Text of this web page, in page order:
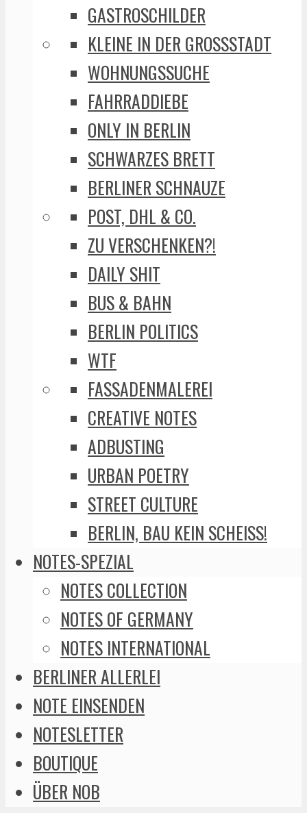
GASTROSCHILDER
KLEINE IN DER GROSSSTADT
WOHNUNGSSUCHE
FAHRRADDIEBE
ONLY IN BERLIN
SCHWARZES BRETT
BERLINER SCHNAUZE
POST, DHL & CO.
ZU VERSCHENKEN?!
DAILY SHIT
BUS & BAHN
BERLIN POLITICS
WTF
FASSADENMALEREI
CREATIVE NOTES
ADBUSTING
URBAN POETRY
STREET CULTURE
BERLIN, BAU KEIN SCHEISS!
NOTES-SPEZIAL
NOTES COLLECTION
NOTES OF GERMANY
NOTES INTERNATIONAL
BERLINER ALLERLEI
NOTE EINSENDEN
NOTESLETTER
BOUTIQUE
ÜBER NOB